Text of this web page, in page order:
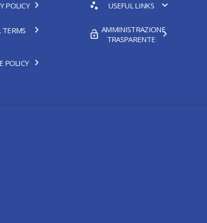
POLICY USEFUL LINKS
TERMS
AMMINISTRAZIONE
TRASPARENTE
POLICY